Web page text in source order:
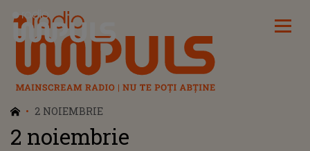
Radio Impuls
2 NOIEMBRIE
2 noiembrie